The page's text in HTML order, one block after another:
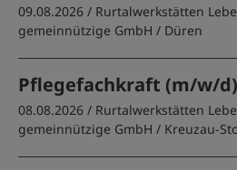
09.08.2026 / Rurtalwerkstätten
gemeinnützige GmbH / Düren
Pflegefachkraft (m/w/d)
08.08.2026 / Rurtalwerkstätten
gemeinnützige GmbH / Kreuzau-